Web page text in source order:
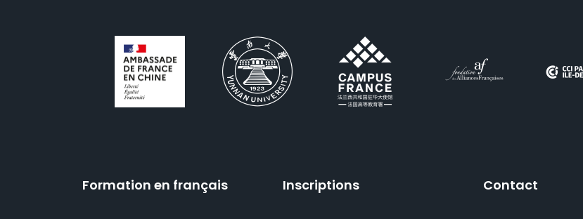
Formation en français Inscriptions Contact